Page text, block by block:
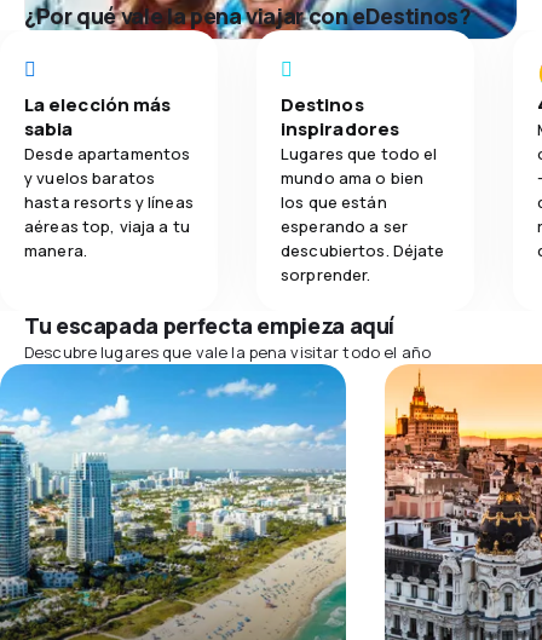
¿Por qué vale la pena viajar con eDestinos?
La elección más
sabia
Desde apartamentos
y vuelos baratos
hasta resorts y líneas
aéreas top, viaja a tu
manera.
Destinos
inspiradores
Lugares que todo el
mundo ama o bien
los que están
esperando a ser
descubiertos. Déjate
sorprender.
Tu escapada perfecta empieza aquí
Descubre lugares que vale la pena visitar todo el año